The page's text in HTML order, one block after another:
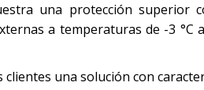
una protección
a temperaturas de -3 °C
una solución con